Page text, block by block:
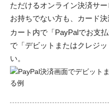
ただけるオンライン決済サ
お持ちでない方も、カード決
カート内で「PayPalでお支
で「デビットまたはクレジ
い。